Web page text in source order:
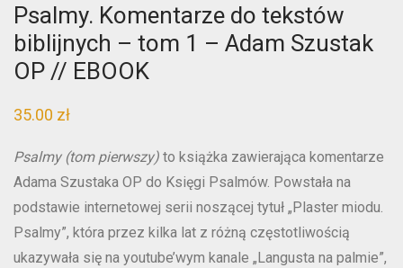
Psalmy. Komentarze do tekstów
biblijnych – tom 1 – Adam Szustak
OP // EBOOK
35.00 zł
Psalmy (tom pierwszy) to książka zawierająca komentarze
Adama Szustaka OP do Księgi Psalmów. Powstała na
podstawie internetowej serii noszącej tytuł „Plaster miodu.
Psalmy”, która przez kilka lat z różną częstotliwością
ukazywała się na youtube’wym kanale „Langusta na palmie”,